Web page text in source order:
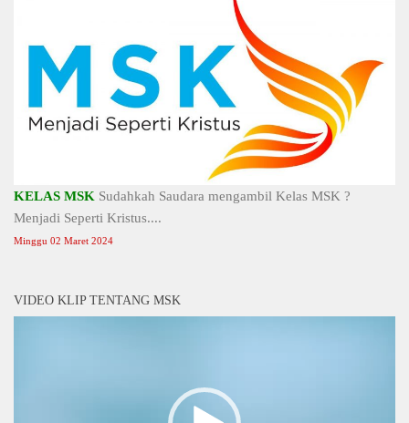
KELAS MSK Sudahkah Saudara mengambil Kelas MSK ?
Menjadi Seperti Kristus....
Minggu 02 Maret 2024
VIDEO KLIP TENTANG MSK